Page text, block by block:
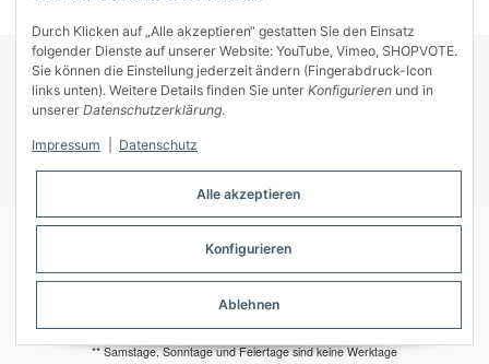
KONTAKT
INFORMATIONEN
ZAHLUNGSARTEN
© A-Key
* Alle Preise inkl. gesetzlicher USt., zzgl.Versand
** Samstage, Sonntage und Feiertage sind keine Werktage
Durch Klicken auf „Alle akzeptieren“ gestatten Sie den Einsatz
folgender Dienste auf unserer Website: YouTube, Vimeo, SHOPVOTE.
Sie können die Einstellung jederzeit ändern (Fingerabdruck-Icon
links unten). Weitere Details finden Sie unter Konfigurieren und in
unserer Datenschutzerklärung.
Impressum Datenschutz
Alle akzeptieren
Konfigurieren
Ablehnen